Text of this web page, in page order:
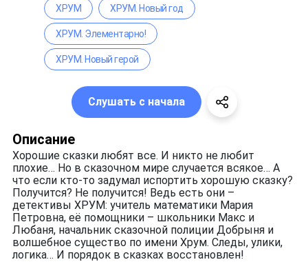
Описание
Хорошие сказки любят все. И никто не любит
плохие… Но в сказочном мире случается всякое… А
что если кто-то задумал испортить хорошую сказку?
Получится? Не получится! Ведь есть они –
детективы ХРУМ: учитель математики Мария
Петровна, её помощники – школьники Макс и
Любаня, начальник сказочной полиции Добрыня и
волшебное существо по имени Хрум. Следы, улики,
логика… И порядок в сказках восстановлен!
ХРУМ ХРУМ. Новый год
ХРУМ. Элементарно!
ХРУМ. Новый герой
Слушать с начала